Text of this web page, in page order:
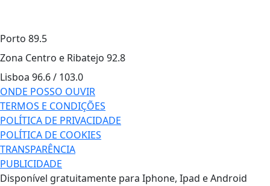
Porto 89.5
Zona Centro e Ribatejo 92.8
Lisboa 96.6 / 103.0
ONDE POSSO OUVIR
TERMOS E CONDIÇÕES
POLÍTICA DE PRIVACIDADE
POLÍTICA DE COOKIES
TRANSPARÊNCIA
PUBLICIDADE
Disponível gratuitamente para Iphone, Ipad e Android